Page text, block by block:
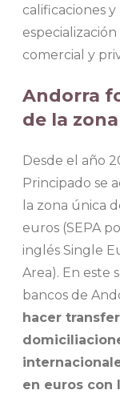
calificaciones y
comercial y
Andorra
de la zona
Desde el año
Principado se
la zona única
euros (SEPA
inglés Single
Area). En este
bancos de
hacer
en euros con